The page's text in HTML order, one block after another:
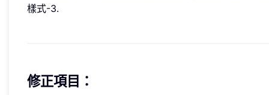
樣式-3.
修正項目：